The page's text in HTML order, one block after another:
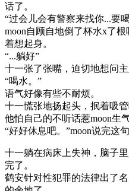
话了。
“过会儿会有警察来找你...要
moon自顾自地倒了杯水x了
着想起身。
“...躺好”
十一张了张嘴，迫切地想问
“喝水。”
语气好像有些不耐烦。
十一慌张地扬起头，抿着吸管
他怕自己的不听话惹moon生气
“好好休息吧。”moon说完这
十一躺在病床上失神，脑子
完了。
鹤安针对性犯罪的法律出了